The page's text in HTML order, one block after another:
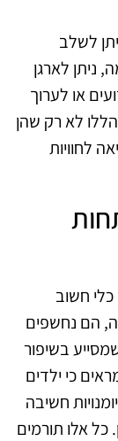
לשלב
ניתן לארגן
או לערוך
לא רק שהן
לחוויות
חשוב
הם נחשפים
בשיפור
כי ילדים
חשיבה
כל אלו תורמים